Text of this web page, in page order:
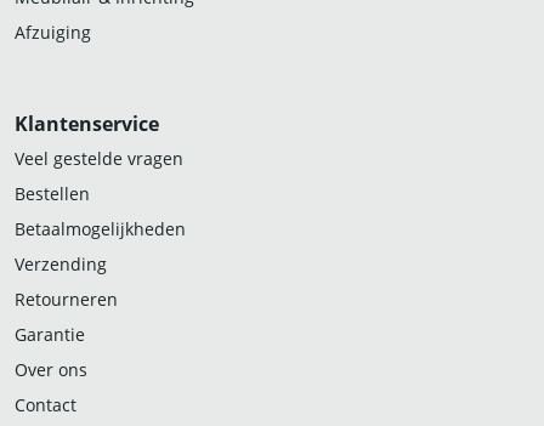
Afzuiging
Klantenservice
Veel gestelde vragen
Bestellen
Betaalmogelijkheden
Verzending
Retourneren
Garantie
Over ons
Contact